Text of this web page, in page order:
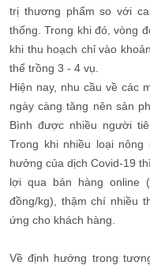
trị thương phẩm so với
thống. Trong khi đó, vòng
khi thu hoạch chỉ vào
thể trồng 3 - 4 vụ.
Hiện nay, nhu cầu về các
ngày càng tăng nên sản
Bình được nhiều người
Trong khi nhiều loại
hưởng của dịch Covid-19
lợi qua bán hàng online
đồng/kg), thậm chí nhiều
ứng cho khách hàng.
Về định hướng trong